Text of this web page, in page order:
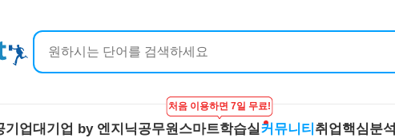
기업대기업 by 엔지닉공무원
처음 이용하면 7일 무료!
스마트학습실 커뮤니티 취업핵심분석